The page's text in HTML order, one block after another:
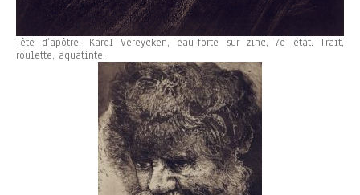
Tête d’apôtre, Karel Vereycken, eau-forte sur zinc, 7e état. Trait,
roulette, aquatinte.